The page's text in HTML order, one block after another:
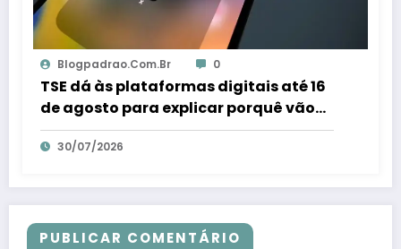
Blogpadrao.com.br 0
TSE dá às plataformas digitais até 16
de agosto para explicar porquê vão
combater fraudes eleitorais – Em Dia
ES 30/07/2026
PUBLICAR COMENTÁRIO